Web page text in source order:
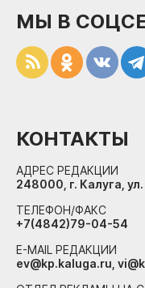
МЫ В
КОНТАКТЫ
АДРЕС РЕДАКЦИИ
248000, г. Калуга,
ТЕЛЕФОН/ФАКС
+7(4842)79-04-54
E-MAIL РЕДАКЦИИ
ev@kp.kaluga.ru,